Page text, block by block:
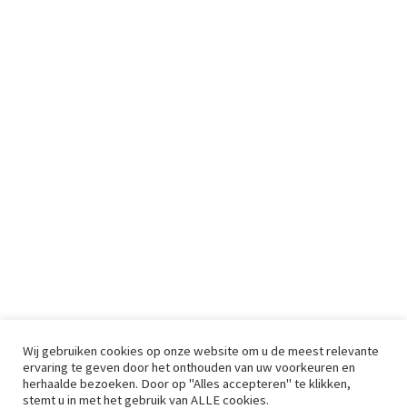
Wij gebruiken cookies op onze website om u de meest relevante
ervaring te geven door het onthouden van uw voorkeuren en
herhaalde bezoeken. Door op "Alles accepteren" te klikken,
stemt u in met het gebruik van ALLE cookies.